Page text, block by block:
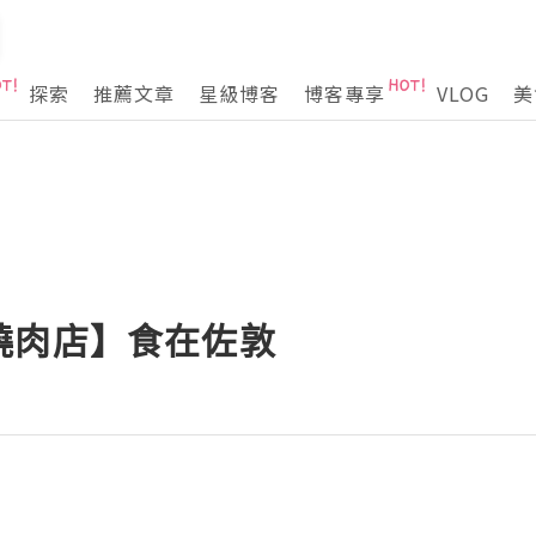
探索 推薦文章 星級博客 博客專享 VLOG
店】食在佐敦